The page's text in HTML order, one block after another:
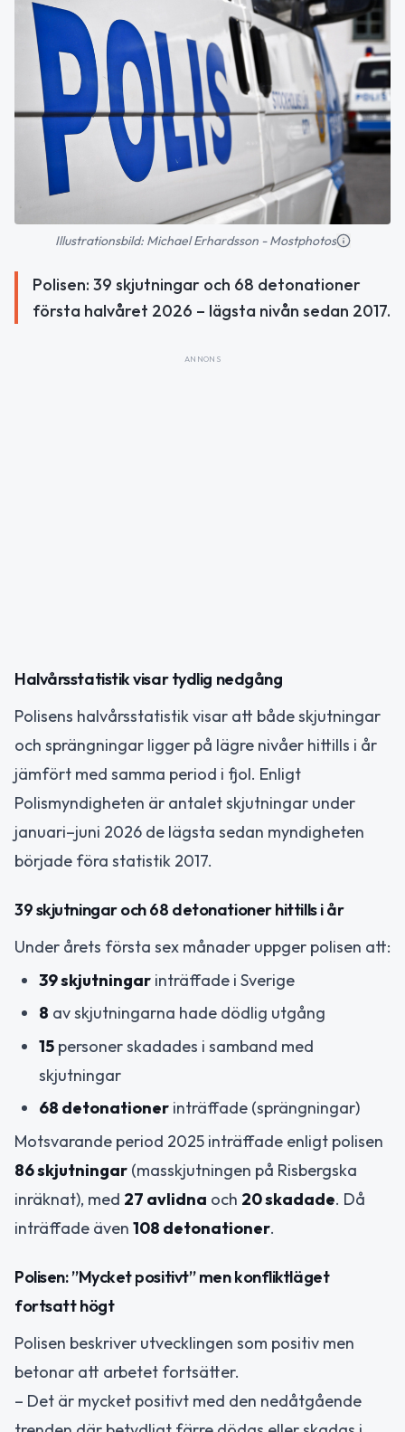
Illustrationsbild: Michael Erhardsson - Mostphotos
Polisen: 39 skjutningar och 68 detonationer
första halvåret 2026 – lägsta nivån sedan 2017.
ANNONS
Halvårsstatistik visar tydlig nedgång
Polisens halvårsstatistik visar att både skjutningar
och sprängningar ligger på lägre nivåer hittills i år
jämfört med samma period i fjol. Enligt
Polismyndigheten är antalet skjutningar under
januari–juni 2026 de lägsta sedan myndigheten
började föra statistik 2017.
39 skjutningar och 68 detonationer hittills i år
Under årets första sex månader uppger polisen att:
39 skjutningar inträffade i Sverige
8 av skjutningarna hade dödlig utgång
15 personer skadades i samband med
skjutningar
68 detonationer inträffade (sprängningar)
Motsvarande period 2025 inträffade enligt polisen
86 skjutningar (masskjutningen på Risbergska
inräknat), med 27 avlidna och 20 skadade. Då
inträffade även 108 detonationer.
Polisen: ”Mycket positivt” men konfliktläget
fortsatt högt
Polisen beskriver utvecklingen som positiv men
betonar att arbetet fortsätter.
– Det är mycket positivt med den nedåtgående